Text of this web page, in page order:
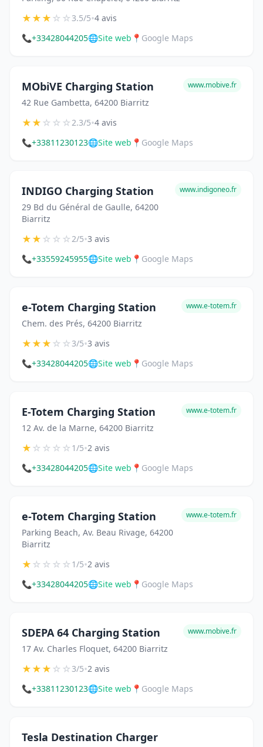
★★★☆☆3.5/5•4 avis
📞+33428044205🌐Site web 📍 Google Maps
MObiVE Charging Station
42 Rue Gambetta, 64200 Biarritz
www.mobive.fr
★★☆☆☆2.3/5•4 avis
📞+33811230123🌐Site web 📍 Google Maps
INDIGO Charging Station
29 Bd du Général de Gaulle, 64200
Biarritz
www.indigoneo.fr
★★☆☆☆2/5•3 avis
📞+33559245955🌐Site web 📍 Google Maps
e-Totem Charging Station
Chem. des Prés, 64200 Biarritz
www.e-totem.fr
★★★☆☆3/5•3 avis
📞+33428044205🌐Site web 📍 Google Maps
E-Totem Charging Station
12 Av. de la Marne, 64200 Biarritz
www.e-totem.fr
★☆☆☆☆1/5•2 avis
📞+33428044205🌐Site web 📍 Google Maps
e-Totem Charging Station
Parking Beach, Av. Beau Rivage, 64200
Biarritz
www.e-totem.fr
★☆☆☆☆1/5•2 avis
📞+33428044205🌐Site web 📍 Google Maps
SDEPA 64 Charging Station
17 Av. Charles Floquet, 64200 Biarritz
www.mobive.fr
★★★☆☆3/5•2 avis
📞+33811230123🌐Site web 📍 Google Maps
Tesla Destination Charger